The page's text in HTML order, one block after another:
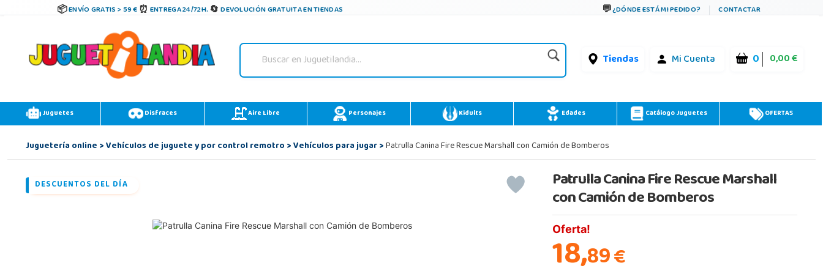
ENVÍO GRATIS > 59 € ENTREGA 24/72H. DEVOLUCIÓN GRATUITA EN TIENDAS ¿DÓNDE ESTÁ MI PEDIDO? CONTACTAR
Tiendas Mi Cuenta 0 0,00 €
Juguetes Disfraces Aire Libre Personajes Kidults Edades Catálogo Juguetes OFERTAS
Juguetería online>Vehículos de juguete y por control remotro>Vehículos para jugar>Patrulla Canina Fire Rescue Marshall con Camión de Bomberos
DESCUENTOS DEL DÍA Patrulla Canina Fire Rescue Marshall
con Camión de Bomberos
Oferta!
18,89€